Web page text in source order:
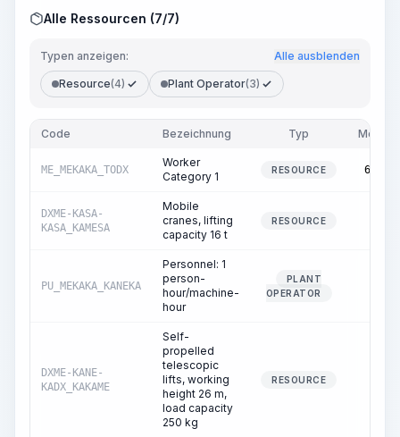
Alle Ressourcen (7/7)
Typen anzeigen: Alle ausblenden
Resource(4) Plant Operator(3)
Code Bezeichnung Typ Menge
ME_MEKAKA_TODX
Worker
Category 1
RESOURCE 65.20
DXME-KASA-
KASA_KAMESA
Mobile
cranes, lifting
capacity 16 t
RESOURCE
PU_MEKAKA_KANEKA
Personnel: 1
person-
hour/machine-
hour
PLANT
OPERATOR
DXME-KANE-
KADX_KAKAME
Self-
propelled
telescopic
lifts, working
height 26 m,
load capacity
250 kg
RESOURCE